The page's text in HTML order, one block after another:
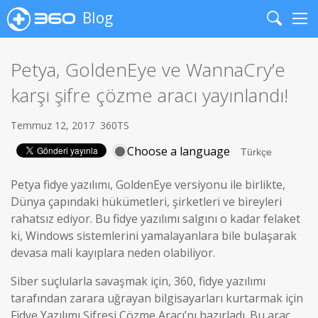
Blog
Search
Petya, GoldenEye ve WannaCry’e
karşı şifre çözme aracı yayınlandı!
Temmuz 12, 2017 360TS
Choose a language
Petya fidye yazılımı, GoldenEye versiyonu ile birlikte,
Dünya çapındaki hükümetleri, şirketleri ve bireyleri
rahatsız ediyor. Bu fidye yazılımı salgını o kadar felaket
ki, Windows sistemlerini yamalayanlara bile bulaşarak
devasa mali kayıplara neden olabiliyor.
Siber suçlularla savaşmak için, 360, fidye yazılımı
tarafından zarara uğrayan bilgisayarları kurtarmak için